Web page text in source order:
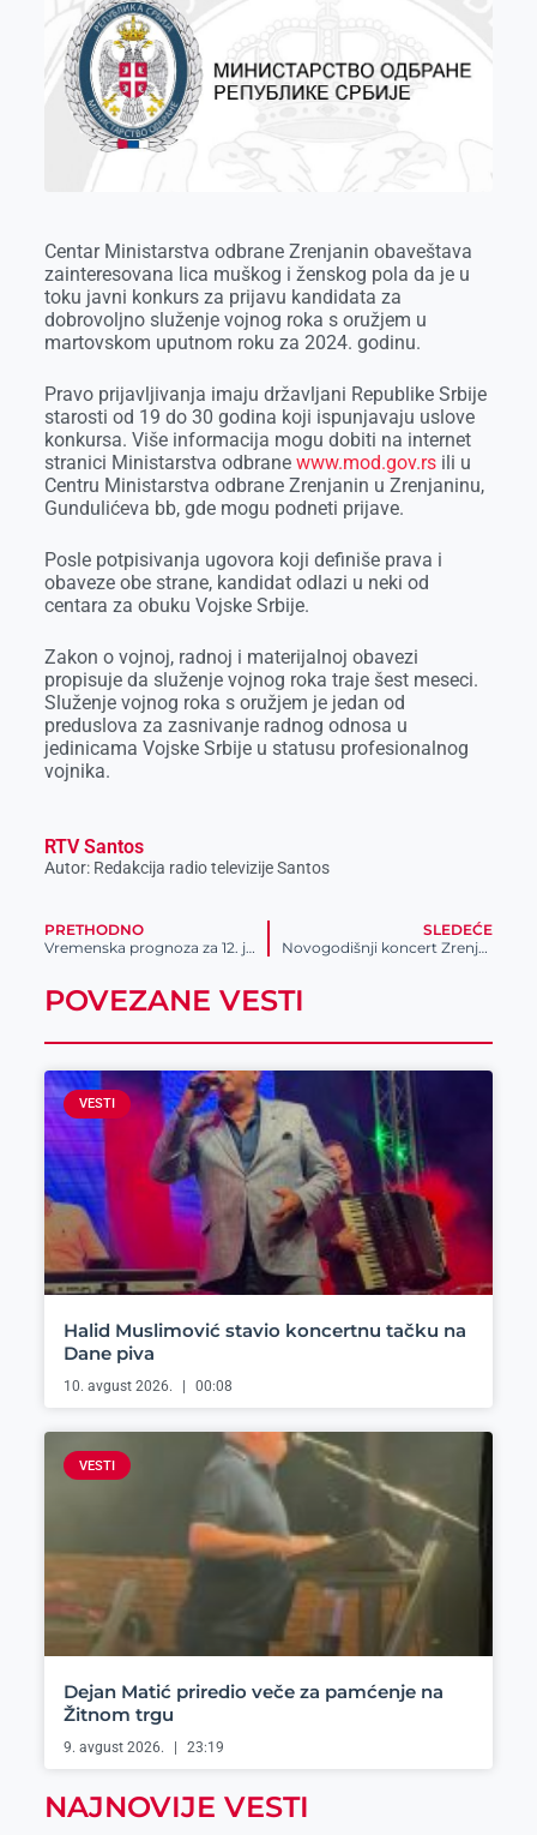
b
o
o
k
e
n
g
e
d
I
A
p
Centar Ministarstva odbrane Zrenjanin obaveštava
zainteresovana lica muškog i ženskog pola da je u
toku javni konkurs za prijavu kandidata za
dobrovoljno služenje vojnog roka s oružjem u
martovskom uputnom roku za 2024. godinu.
Pravo prijavljivanja imaju državljani Republike Srbije
starosti od 19 do 30 godina koji ispunjavaju uslove
konkursa. Više informacija mogu dobiti na internet
stranici Ministarstva odbrane www.mod.gov.rsili u
Centru Ministarstva odbrane Zrenjanin u Zrenjaninu,
Gundulićeva bb, gde mogu podneti prijave.
Posle potpisivanja ugovora koji definiše prava i
obaveze obe strane, kandidat odlazi u neki od
centara za obuku Vojske Srbije.
Zakon o vojnoj, radnoj i materijalnoj obavezi
propisuje da služenje vojnog roka traje šest meseci.
Služenje vojnog roka s oružjem je jedan od
preduslova za zasnivanje radnog odnosa u
jedinicama Vojske Srbije u statusu profesionalnog
vojnika.
RTV Santos
Autor: Redakcija radio televizije Santos
PRETHODNO
Vremenska prognoza za 12. januar
SLEDEĆE
Novogodišnji koncert Zrenjaninske filharmonije
POVEZANE VESTI
VESTI
Halid Muslimović stavio koncertnu tačku na
Dane piva
10. avgust 2026. 00:08
VESTI
Dejan Matić priredio veče za pamćenje na
Žitnom trgu
9. avgust 2026. 23:19
NAJNOVIJE VESTI